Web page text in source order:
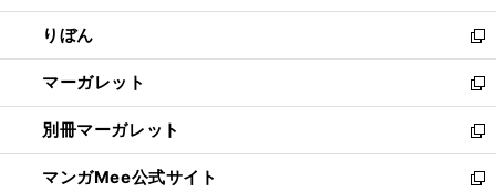
開
く
ウ
で
開
く
ン
ド
ウ
で
開
く
ウ
ィ
ン
ド
ウ
で
開
く
りぼん
新
し
い
ウ
ィ
ン
ド
マーガレット
新
し
い
ウ
ィ
別冊マーガレット
新
し
い
マンガMee公式サイト
新